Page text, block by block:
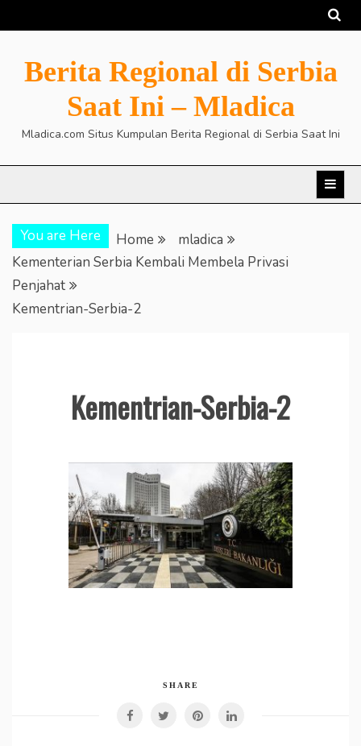
to
Berita Regional di Serbia
Saat Ini – Mladica
Mladica.com Situs Kumpulan Berita Regional di Serbia Saat Ini
You are Here Home
mladica
Kementerian Serbia Kembali Membela Privasi
Penjahat
Kementrian-Serbia-2
Kementrian-Serbia-2
SHARE